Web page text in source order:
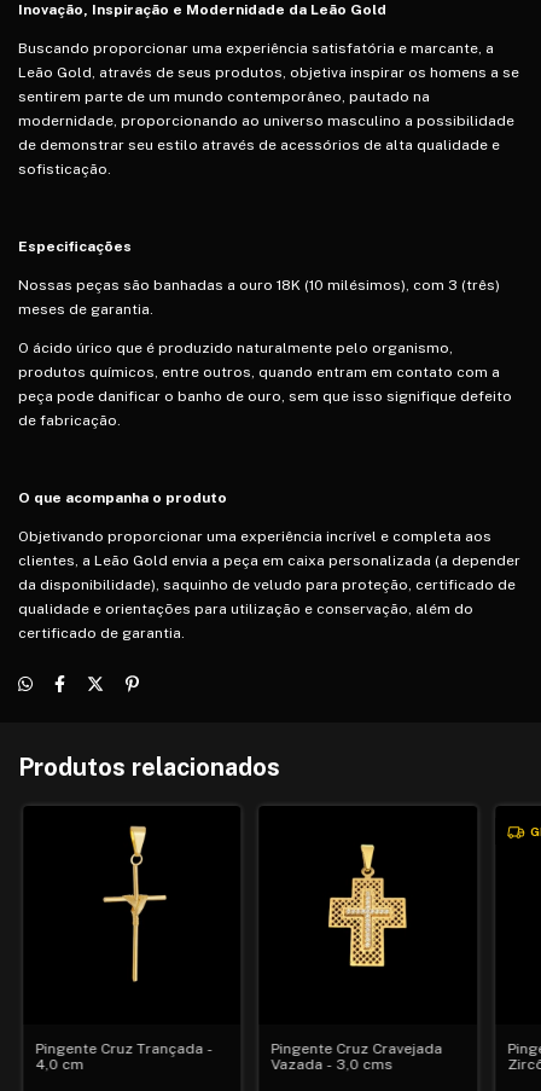
Inovação, Inspiração e Modernidade da Leão Gold
Buscando proporcionar uma experiência satisfatória e marcante, a
Leão Gold, através de seus produtos, objetiva inspirar os homens a se
sentirem parte de um mundo contemporâneo, pautado na
modernidade, proporcionando ao universo masculino a possibilidade
de demonstrar seu estilo através de acessórios de alta qualidade e
sofisticação.
Especificações
Nossas peças são banhadas a ouro 18K (10 milésimos), com 3 (três)
meses de garantia.
O ácido úrico que é produzido naturalmente pelo organismo,
produtos químicos, entre outros, quando entram em contato com a
peça pode danificar o banho de ouro, sem que isso signifique defeito
de fabricação.
O que acompanha o produto
Objetivando proporcionar uma experiência incrível e completa aos
clientes, a Leão Gold envia a peça em caixa personalizada (a depender
da disponibilidade), saquinho de veludo para proteção, certificado de
qualidade e orientações para utilização e conservação, além do
certificado de garantia.
Produtos relacionados
Pingente Cruz Trançada -
4,0 cm
Pingente Cruz Cravejada
Vazada - 3,0 cms